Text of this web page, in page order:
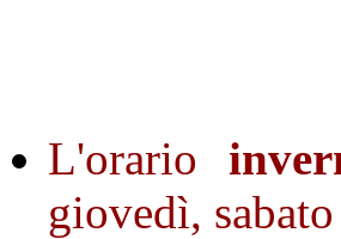
L'orario
giovedì,